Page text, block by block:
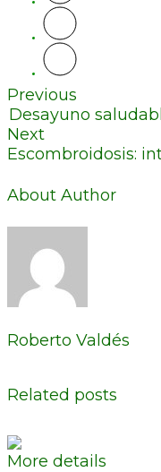
Previous
Desayuno
Next
Escombroidosis:
About Author
Roberto Valdés
Related posts
More details